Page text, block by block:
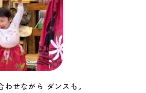
せながら ダンスも。